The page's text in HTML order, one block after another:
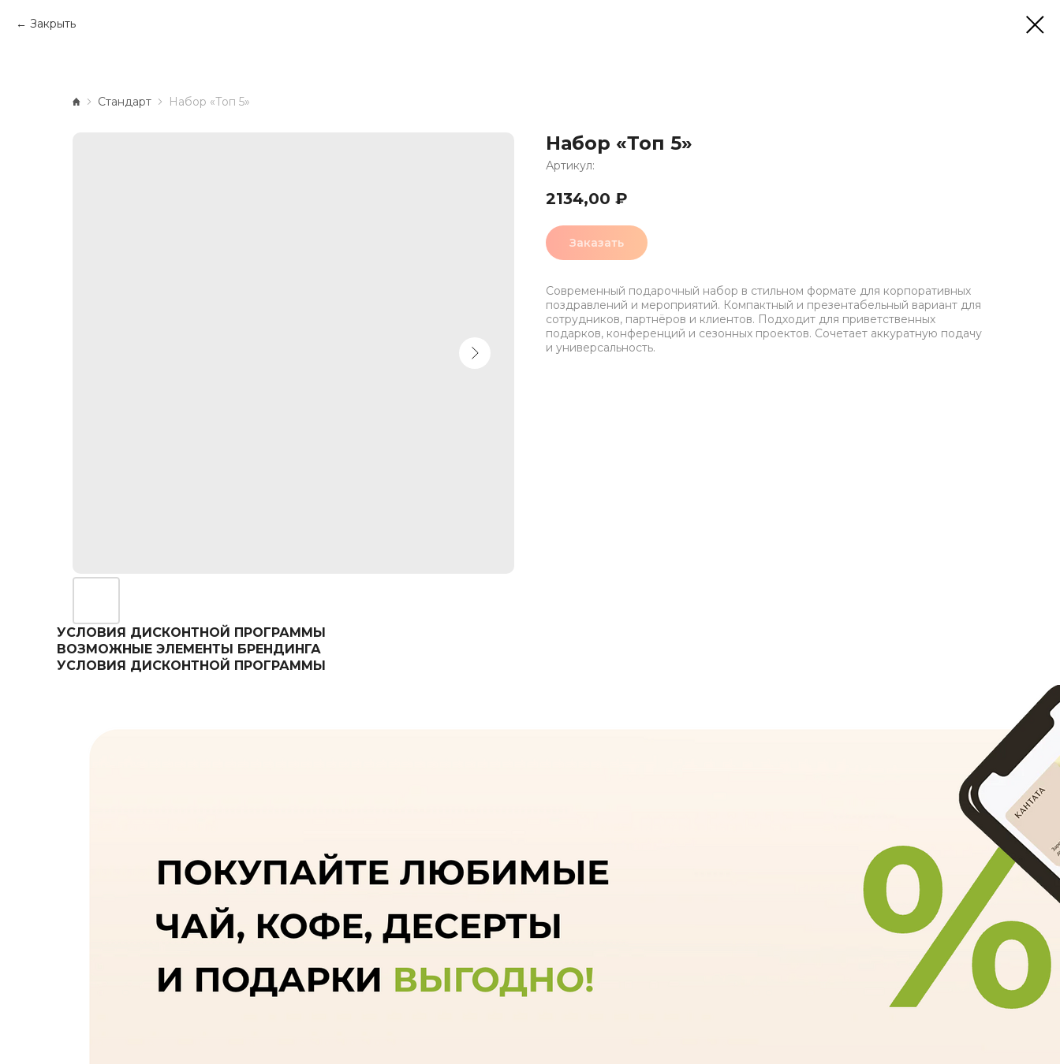
Закрыть
Стандарт Набор «Топ 5»
Набор «Топ 5»
Артикул:
2134,00 ₽
Заказать
Современный подарочный набор в стильном формате для корпоративных
поздравлений и мероприятий. Компактный и презентабельный вариант для
сотрудников, партнёров и клиентов. Подходит для приветственных
подарков, конференций и сезонных проектов. Сочетает аккуратную подачу
и универсальность.
УСЛОВИЯ ДИСКОНТНОЙ ПРОГРАММЫ
ВОЗМОЖНЫЕ ЭЛЕМЕНТЫ БРЕНДИНГА
УСЛОВИЯ ДИСКОНТНОЙ ПРОГРАММЫ